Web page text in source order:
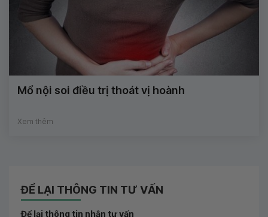
Mổ nội soi điều trị thoát vị hoành
Xem thêm
ĐỂ LẠI THÔNG TIN TƯ VẤN
Để lại thông tin nhận tư vấn